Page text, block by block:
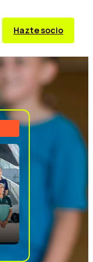
Hazte socio